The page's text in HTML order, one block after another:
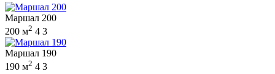
Маршал 200
200 м2 4 3
Маршал 190
190 м2 4 3